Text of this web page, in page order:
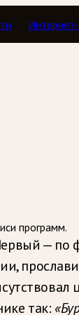
программ.
— по
так: